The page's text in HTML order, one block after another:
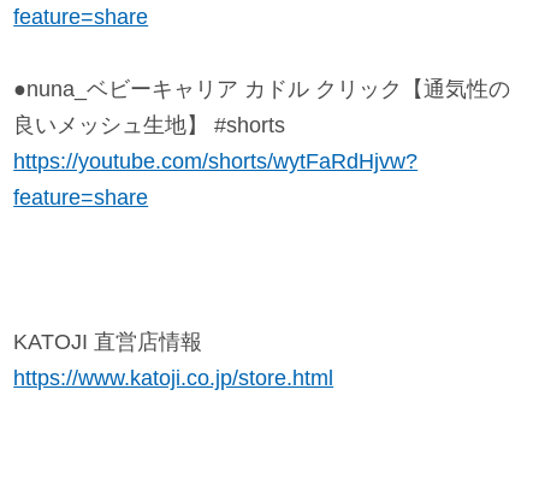
このサイトについて
プライバシーポリシー
オフィシャルInstagram
feature=share
●nuna_ベビーキャリア カドル クリック【通気性の
良いメッシュ生地】 #shorts
https://youtube.com/shorts/wytFaRdHjvw?
feature=share
KATOJI 直営店情報
https://www.katoji.co.jp/store.html